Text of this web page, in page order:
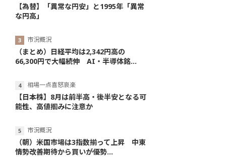
【為替】「異常な円安」と1995年「異常
な円高」
市況概況
（まとめ）日経平均は2,342円高の
66,300円で大幅続伸 AI・半導体銘...
相場一点喜怒哀楽
【日本株】8月は前半高・後半安となる可
能性、高値掴みに注意か
市況概況
（朝）米国市場は3指数揃って上昇 中東
情勢改善期待から買いが優勢...